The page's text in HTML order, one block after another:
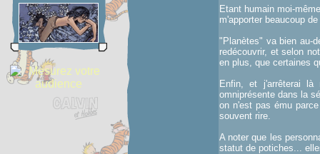
Etant humain moi-
m'apporter beaucoup
"Planètes" va bien au-
redécouvrir, et selon
en plus, que certaines
Enfin, et j'arrêterai là
omniprésente dans la
on n'est pas ému
souvent rire.
A noter que les
statut de potiches...